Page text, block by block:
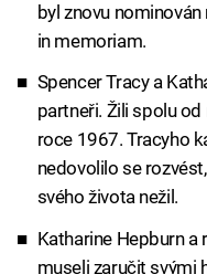
byl znovu
in memoriam.
Spencer Tracy a
partneři. Žili spolu
roce 1967. Tracyho
nedovolilo se
svého života nežil.
Katharine Hepburn a
museli zaručit svými